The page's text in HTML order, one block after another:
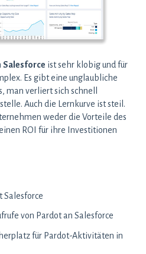
Salesforce ist sehr klobig und für
Es gibt eine unglaubliche
man verliert sich schnell
Auch die Lernkurve ist steil.
weder die Vorteile des
ROI für ihre Investitionen
Salesforce
von Pardot an Salesforce
für Pardot-Aktivitäten in